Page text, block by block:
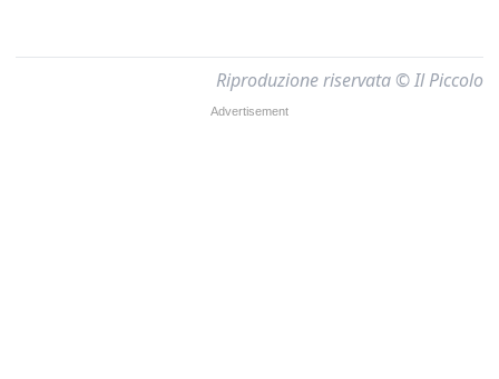
Riproduzione riservata © Il Piccolo